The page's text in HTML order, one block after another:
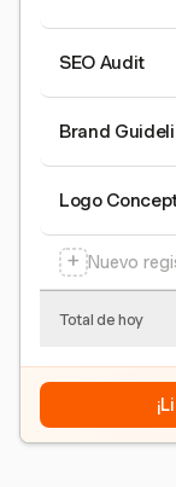
SEO Audit
Brand
Logo
+ Nuevo
Total de hoy